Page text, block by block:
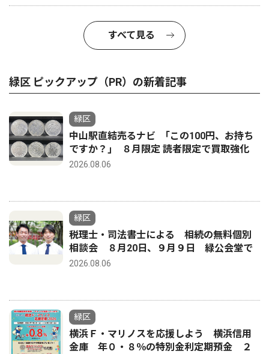
すべて見る
緑区 ピックアップ（PR）の新着記事
緑区
中山駅直結売るナビ ｢この100円、お持ち
ですか？｣ ８月限定 読者限定で買取強化
2026.08.06
緑区
税理士・司法書士による 相続の無料個別
相談会 ８月20日、９月９日 緑公会堂で
2026.08.06
緑区
横浜Ｆ・マリノスを応援しよう 横浜信用
金庫 年０・８％の特別金利定期預金 ２